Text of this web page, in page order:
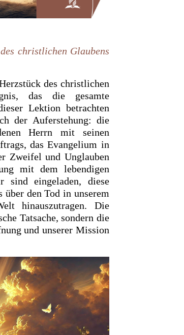
christlichen Glaubens
des christlichen
das die gesamte
Lektion betrachten
der Auferstehung: die
Herrn mit seinen
das Evangelium in
Zweifel und Unglauben
mit dem lebendigen
eingeladen, diese
über den Tod in unserem
hinauszutragen. Die
Tatsache, sondern die
und unserer Mission